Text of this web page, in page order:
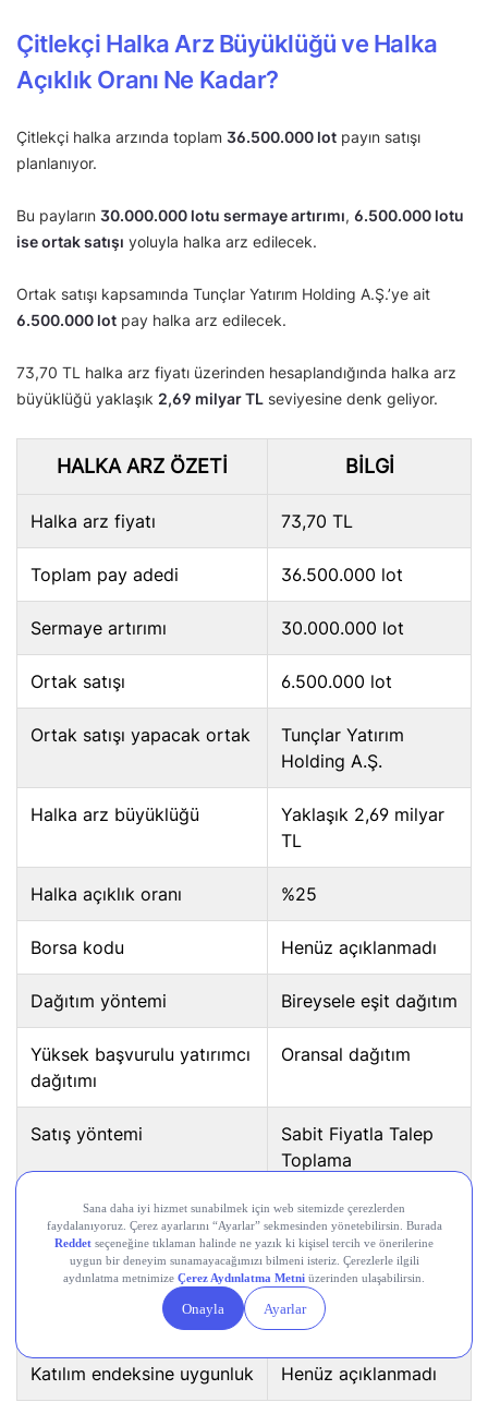
Çitlekçi Halka Arz Büyüklüğü ve Halka
Açıklık Oranı Ne Kadar?
Çitlekçi halka arzında toplam 36.500.000 lot payın satışı
planlanıyor.
Bu payların 30.000.000 lotu sermaye artırımı, 6.500.000 lotu
ise ortak satışı yoluyla halka arz edilecek.
Ortak satışı kapsamında Tunçlar Yatırım Holding A.Ş.’ye ait
6.500.000 lot pay halka arz edilecek.
73,70 TL halka arz fiyatı üzerinden hesaplandığında halka arz
büyüklüğü yaklaşık 2,69 milyar TL seviyesine denk geliyor.
HALKA ARZ ÖZETI BILGI
Halka arz fiyatı 73,70 TL
Toplam pay adedi 36.500.000 lot
Sermaye artırımı 30.000.000 lot
Ortak satışı 6.500.000 lot
Ortak satışı yapacak ortak
Tunçlar Yatırım
Holding A.Ş.
Halka arz büyüklüğü
Yaklaşık 2,69 milyar
TL
Halka açıklık oranı %25
Borsa kodu Henüz açıklanmadı
Dağıtım yöntemi Bireysele eşit dağıtım
Yüksek başvurulu yatırımcı
dağıtımı
Oransal dağıtım
Satış yöntemi
Sabit Fiyatla Talep
Toplama
Yıldız Pazar
Ek satış Yok
T1/T2 bakiye kullanımı Uygun değil
Katılım endeksine uygunluk Henüz açıklanmadı